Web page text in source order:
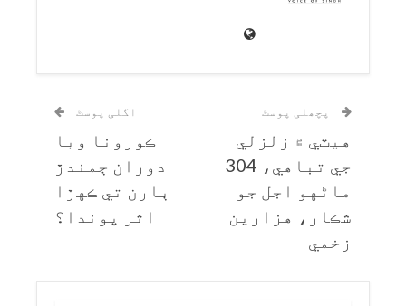
پچھلی پوسٹ
هيٽي ۾ زلزلي
جي تباهي، 304
ماڻهو اجل جو
شڪار، هزارين
زخمي
اگلی پوسٹ
ڪورونا وبا
دوران ڄمندڙ
ٻارن تي ڪهڙا
اثر پوندا؟